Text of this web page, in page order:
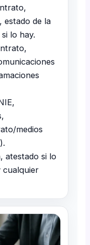
estado de la
lo hay.
medios
atestado si lo
cualquier